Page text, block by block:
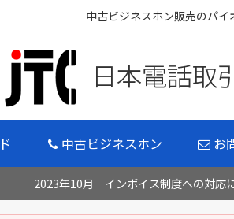
中古ビジネスホン販売のパイ
中古ビジネスホン お
2023年10月 インボイス制度への対応